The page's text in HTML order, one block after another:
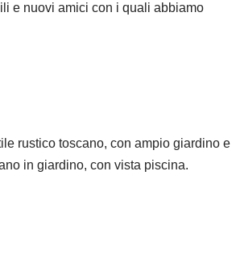
e nuovi amici con i quali abbiamo
rustico toscano, con ampio giardino e
in giardino, con vista piscina.